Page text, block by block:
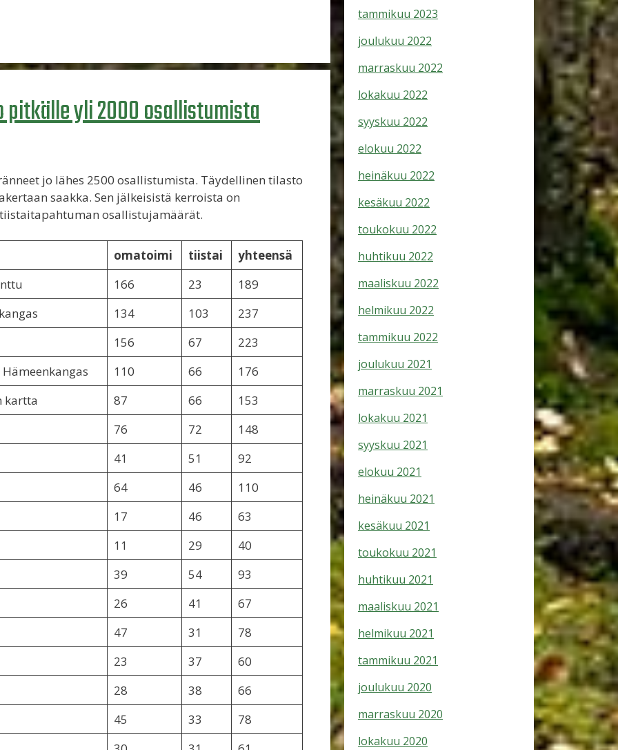
yli 2000 osallistumista
jo lähes 2500 osallistumista. Täydellinen tilasto
saakka. Sen jälkeisistä kerroista on
osallistujamäärät.
omatoimi tiistai
yhteensä
166 23
189
134 103
237
156 67
223
110 66
176
kartta 87 66
153
76 72
148
41 51
92
64 46
110
17 46
63
11 29
40
39 54
93
26 41
67
47 31
78
23 37
60
28 38
66
45 33
78
tammikuu 2023
joulukuu 2022
marraskuu 2022
lokakuu 2022
syyskuu 2022
elokuu 2022
heinäkuu 2022
kesäkuu 2022
toukokuu 2022
huhtikuu 2022
maaliskuu 2022
helmikuu 2022
tammikuu 2022
joulukuu 2021
marraskuu 2021
lokakuu 2021
syyskuu 2021
elokuu 2021
heinäkuu 2021
kesäkuu 2021
toukokuu 2021
huhtikuu 2021
maaliskuu 2021
helmikuu 2021
tammikuu 2021
joulukuu 2020
marraskuu 2020
lokakuu 2020